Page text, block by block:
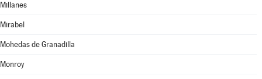
Millanes
Mirabel
Mohedas de Granadilla
Monroy